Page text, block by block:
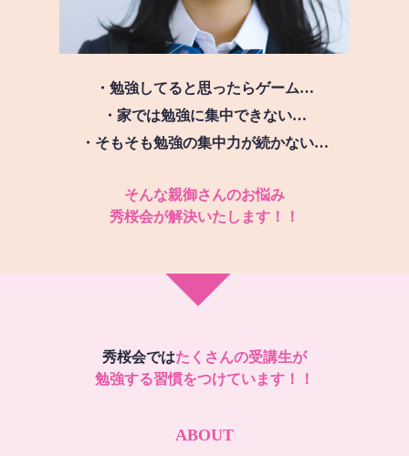
・勉強してると思ったらゲーム…
・家では勉強に集中できない…
・そもそも勉強の集中力が続かない…
そんな親御さんのお悩み
秀桜会が解決いたします！！
秀桜会ではたくさんの受講生が
勉強する習慣をつけています！！
ABOUT